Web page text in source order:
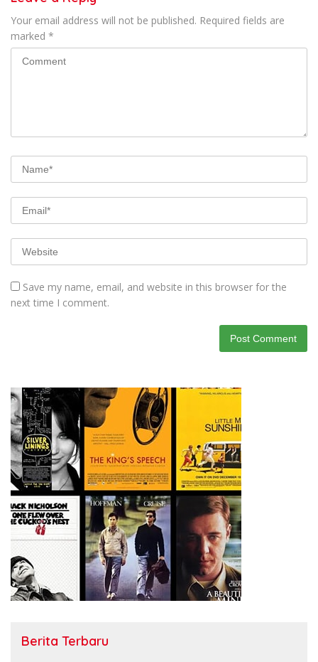
Your email address will not be published. Required fields are
marked *
Save my name, email, and website in this browser for the
next time I comment.
Berita Terbaru